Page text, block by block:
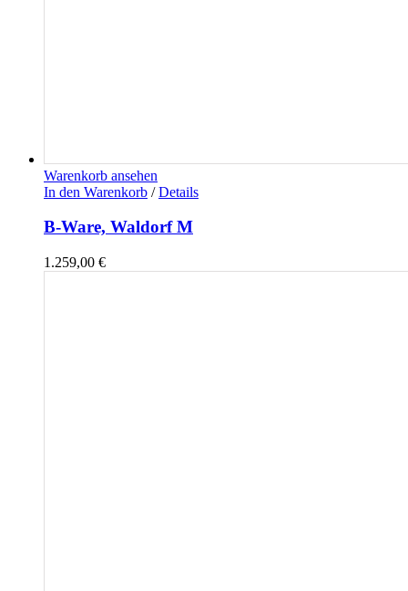
Warenkorb ansehen
In den Warenkorb / Details
B-Ware, Waldorf M
1.259,00 €